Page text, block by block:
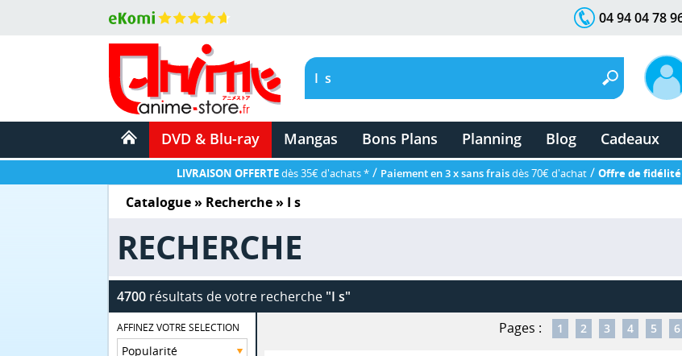
04 94 04 78
DVD & Blu-ray Mangas Bons Plans Planning Blog Cadeaux
LIVRAISON OFFERTEdès 35€ d'achats * / Paiement en 3 x sans fraisdès 70€ d'achat / Offre de fidélité
Catalogue» Recherche » I s
RECHERCHE
4700résultats de votre recherche "I s"
AFFINEZ VOTRE SELECTION Pages : 1 2 3 4 5 6